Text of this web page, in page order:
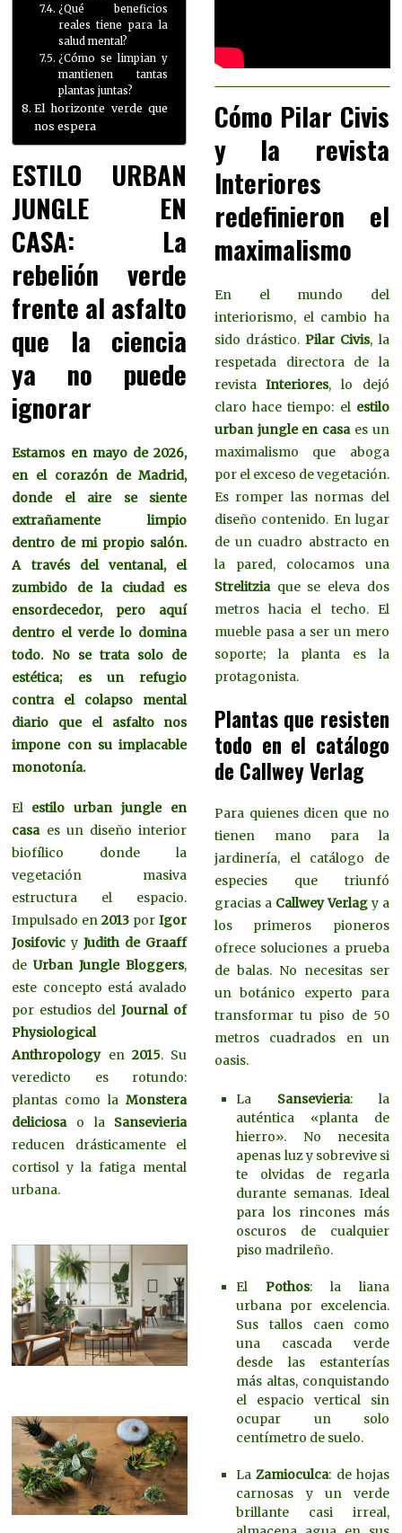
¿Qué beneficios
reales tiene para la
salud mental?
¿Cómo se limpian y
mantienen tantas
plantas juntas?
El horizonte verde que
nos espera
ESTILO URBAN
JUNGLE EN
CASA: La
rebelión verde
frente al asfalto
que la ciencia
ya no puede
ignorar
Estamos en mayo de 2026,
en el corazón de Madrid,
donde el aire se siente
extrañamente limpio
dentro de mi propio salón.
A través del ventanal, el
zumbido de la ciudad es
ensordecedor, pero aquí
dentro el verde lo domina
todo. No se trata solo de
estética; es un refugio
contra el colapso mental
diario que el asfalto nos
impone con su implacable
monotonía.
El estilo urban jungle en
casaes un diseño interior
biofílico donde la
vegetación masiva
estructura el espacio.
Impulsado en2013 porIgor
Josifovic yJudith de Graaff
deUrban Jungle Bloggers,
este concepto está avalado
por estudios delJournal of
Physiological
Anthropologyen2015. Su
veredicto es rotundo:
plantas como laMonstera
deliciosao la Sansevieria
reducen drásticamente el
cortisol y la fatiga mental
urbana.
Cómo Pilar Civis
y la revista
Interiores
redefinieron el
maximalismo
En el mundo del
interiorismo, el cambio ha
sido drástico. Pilar Civis, la
respetada directora de la
revista Interiores, lo dejó
claro hace tiempo: el estilo
urban jungle en casaes un
maximalismo que aboga
por el exceso de vegetación.
Es romper las normas del
diseño contenido. En lugar
de un cuadro abstracto en
la pared, colocamos una
Strelitziaque se eleva dos
metros hacia el techo. El
mueble pasa a ser un mero
soporte; la planta es la
protagonista.
Plantas que resisten
todo en el catálogo
de Callwey Verlag
Para quienes dicen que no
tienen mano para la
jardinería, el catálogo de
especies que triunfó
gracias a Callwey Verlagy a
los primeros pioneros
ofrece soluciones a prueba
de balas. No necesitas ser
un botánico experto para
transformar tu piso de 50
metros cuadrados en un
oasis.
La Sansevieria: la
auténtica «planta de
hierro». No necesita
apenas luz y sobrevive si
te olvidas de regarla
durante semanas. Ideal
para los rincones más
oscuros de cualquier
piso madrileño.
ElPothos: la liana
urbana por excelencia.
Sus tallos caen como
una cascada verde
desde las estanterías
más altas, conquistando
el espacio vertical sin
ocupar un solo
centímetro de suelo.
LaZamioculca: de hojas
carnosas y un verde
brillante casi irreal,